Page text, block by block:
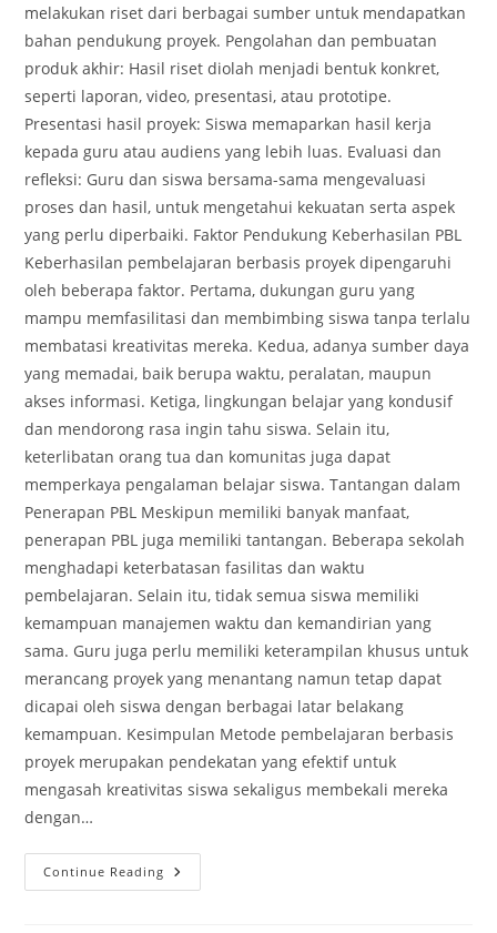
melakukan riset dari berbagai sumber untuk mendapatkan
bahan pendukung proyek. Pengolahan dan pembuatan
produk akhir: Hasil riset diolah menjadi bentuk konkret,
seperti laporan, video, presentasi, atau prototipe.
Presentasi hasil proyek: Siswa memaparkan hasil kerja
kepada guru atau audiens yang lebih luas. Evaluasi dan
refleksi: Guru dan siswa bersama-sama mengevaluasi
proses dan hasil, untuk mengetahui kekuatan serta aspek
yang perlu diperbaiki. Faktor Pendukung Keberhasilan PBL
Keberhasilan pembelajaran berbasis proyek dipengaruhi
oleh beberapa faktor. Pertama, dukungan guru yang
mampu memfasilitasi dan membimbing siswa tanpa terlalu
membatasi kreativitas mereka. Kedua, adanya sumber daya
yang memadai, baik berupa waktu, peralatan, maupun
akses informasi. Ketiga, lingkungan belajar yang kondusif
dan mendorong rasa ingin tahu siswa. Selain itu,
keterlibatan orang tua dan komunitas juga dapat
memperkaya pengalaman belajar siswa. Tantangan dalam
Penerapan PBL Meskipun memiliki banyak manfaat,
penerapan PBL juga memiliki tantangan. Beberapa sekolah
menghadapi keterbatasan fasilitas dan waktu
pembelajaran. Selain itu, tidak semua siswa memiliki
kemampuan manajemen waktu dan kemandirian yang
sama. Guru juga perlu memiliki keterampilan khusus untuk
merancang proyek yang menantang namun tetap dapat
dicapai oleh siswa dengan berbagai latar belakang
kemampuan. Kesimpulan Metode pembelajaran berbasis
proyek merupakan pendekatan yang efektif untuk
mengasah kreativitas siswa sekaligus membekali mereka
dengan…
Continue Reading Metode
Pembelajaran